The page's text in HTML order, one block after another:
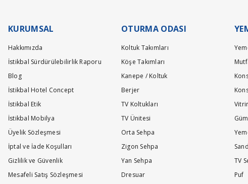
Ö... G... | 08/03/2026
Değerli Müştermiz,ürünümüz metal iskeletten yapılmıştır.Sandalyenin
Ürün ölçü ebatları nedir? Teslimat süresi max. 2 ay
M... K... | 25/01/2026
Değerli Müşterimiz,takım içeriği kısmından takıma ait olan parçaların
KURUMSAL
Hakkımızda
İstikbal Sürdürülebilirlik Raporu
Blog
İstikbal Hotel Concept
İstikbal Etik
İstikbal Mobilya
Üyelik Sözleşmesi
İptal ve İade Koşulları
Gizlilik ve Güvenlik
Mesafeli Satış Sözleşmesi
OTURMA ODASI
Koltuk Takımları
Köşe Takımları
Kanepe / Koltuk
Berjer
TV Koltukları
TV Ünitesi
Orta Sehpa
Zigon Sehpa
Yan Sehpa
Dresuar
TV
Puf